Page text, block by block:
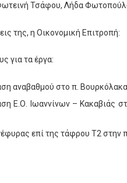
Τσάφου, Λήδα
της, η Οικονομική Επιτροπή:
για τα έργα:
αναβαθμού στο π.
Ε.Ο. Ιωαννίνων – Κακαβιάς
επί της τάφρου Τ2 στην